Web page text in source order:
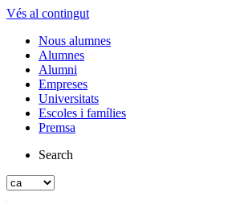
Vés al contingut
Nous alumnes
Alumnes
Alumni
Empreses
Universitats
Escoles i famílies
Premsa
Search